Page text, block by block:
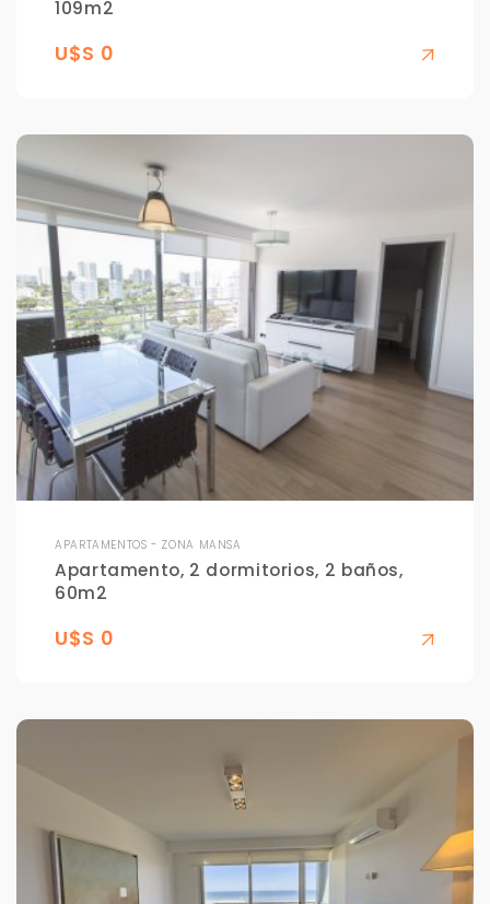
109m2
U$S 0
APARTAMENTOS - ZONA MANSA
Apartamento, 2 dormitorios, 2 baños,
60m2
U$S 0